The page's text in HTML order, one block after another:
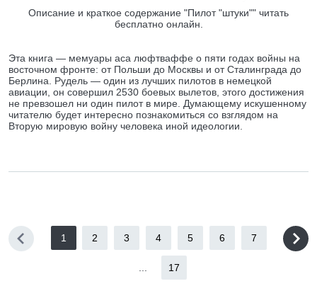
Описание и краткое содержание "Пилот "штуки"" читать
бесплатно онлайн.
Эта книга — мемуары аса люфтваффе о пяти годах войны на
восточном фронте: от Польши до Москвы и от Сталинграда до
Берлина. Рудель — один из лучших пилотов в немецкой
авиации, он совершил 2530 боевых вылетов, этого достижения
не превзошел ни один пилот в мире. Думающему искушенному
читателю будет интересно познакомиться со взглядом на
Вторую мировую войну человека иной идеологии.
1 2 3 4 5 6 7
17